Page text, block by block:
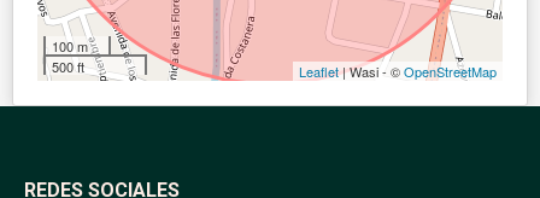
100 m
500 ft
Leaflet| Wasi - ©OpenStreetMap
REDES SOCIALES